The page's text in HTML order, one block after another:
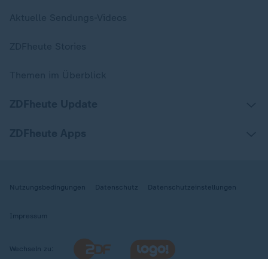
Nutzungsbedingungen Datenschutz Datenschutzeinstellungen
Impressum
Wechseln zu: